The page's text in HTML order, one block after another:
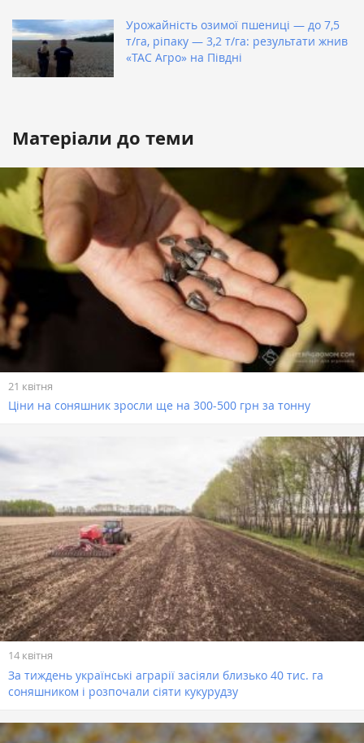
Урожайність озимої пшениці — до 7,5
т/га, ріпаку — 3,2 т/га: результати жнив
«ТАС Агро» на Півдні
Матеріали до теми
21 квітня
Ціни на соняшник зросли ще на 300-500 грн за тонну
14 квітня
За тиждень українські аграрії засіяли близько 40 тис. га
соняшником і розпочали сіяти кукурудзу